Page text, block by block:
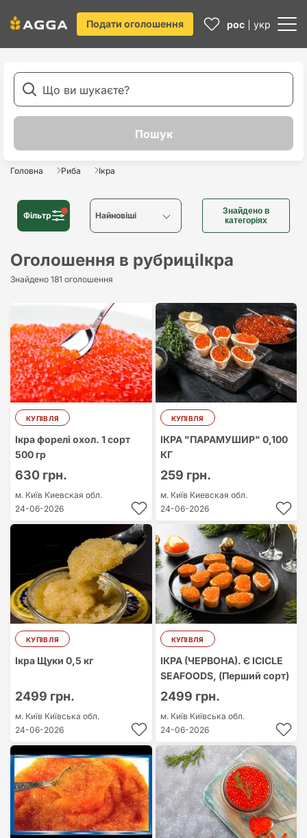
Подати оголошення рос укр
Головна Риба Ікра
Фільтр Найновіші
Найновіші
Найдорожчий
Найдешевший
Знайдено в
категоріях
Оголошення в рубриціІкра
Знайдено 181 оголошення
КУПІВЛЯ
Ікра форелі охол. 1 сорт
500 гр
630 грн.
м. Київ Киевская обл.
24-06-2026
КУПІВЛЯ
ІКРА "ПАРАМУШИР" 0,100
КГ
259 грн.
м. Київ Киевская обл.
24-06-2026
КУПІВЛЯ
Ікра Щуки 0,5 кг
2499 грн.
м. Київ Київська обл.
24-06-2026
КУПІВЛЯ
ІКРА (ЧЕРВОНА). Є ICICLE
SEAFOODS, (Перший сорт)
2499 грн.
м. Київ Київська обл.
24-06-2026